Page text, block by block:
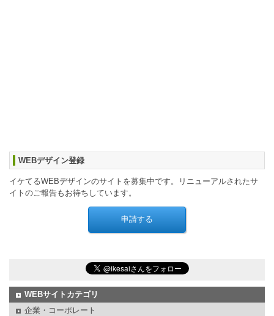
WEBデザイン登録
イケてるWEBデザインのサイトを募集中です。リニューアルされたサ
イトのご報告もお待ちしています。
WEBサイトカテゴリ
企業・コーポレート